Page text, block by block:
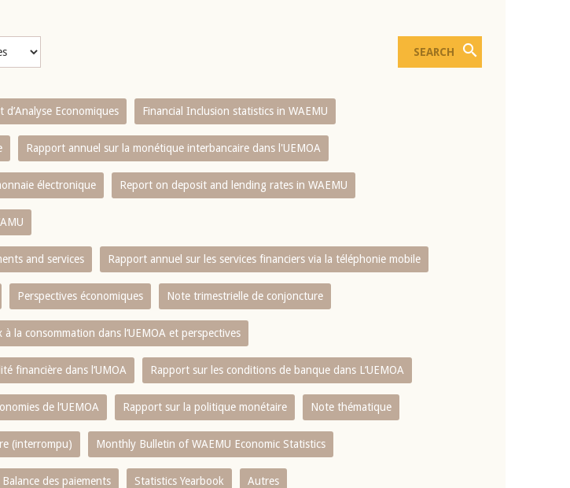
d’Analyse Economiques Financial Inclusion statistics in WAEMU
Rapport annuel sur la monétique interbancaire dans l'UEMOA
électronique Report on deposit and lending rates in WAEMU
and services Rapport annuel sur les services financiers via la téléphonie mobile
Perspectives économiques Note trimestrielle de conjoncture
la consommation dans l‘UEMOA et perspectives
financière dans l‘UMOA Rapport sur les conditions de banque dans L‘UEMOA
de l‘UEMOA Rapport sur la politique monétaire Note thématique
(interrompu) Monthly Bulletin of WAEMU Economic Statistics
Balance des paiements Statistics Yearbook Autres